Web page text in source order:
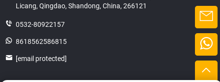
Licang, Qingdao, Shandong, China, 266121
0532-80922157
8618562586815
[email protected]